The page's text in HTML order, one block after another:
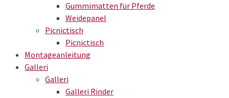
Gummimatten für Pferde
Weidepanel
Picnictisch
Picnictisch
Montageanleitung
Galleri
Galleri
Galleri Rinder